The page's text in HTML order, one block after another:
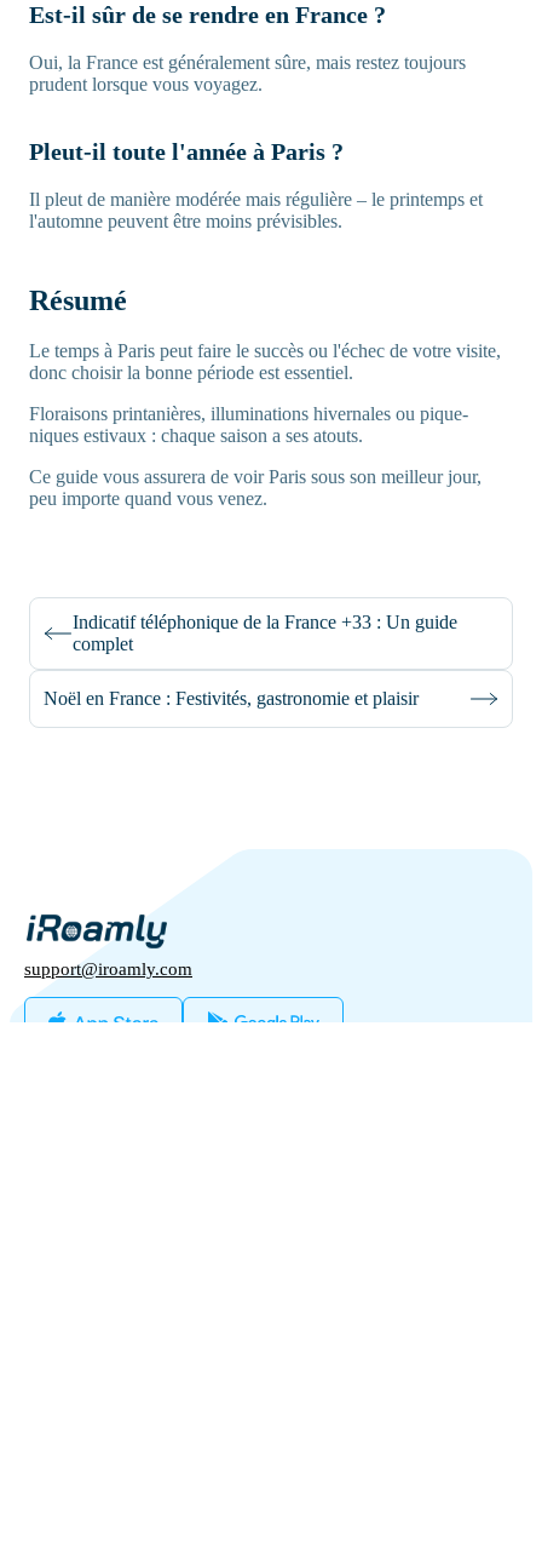
Est-il sûr de se rendre en France ?
Oui, la France est généralement sûre, mais restez toujours
prudent lorsque vous voyagez.
Pleut-il toute l'année à Paris ?
Il pleut de manière modérée mais régulière – le printemps et
l'automne peuvent être moins prévisibles.
Résumé
Le temps à Paris peut faire le succès ou l'échec de votre visite,
donc choisir la bonne période est essentiel.
Floraisons printanières, illuminations hivernales ou pique-
niques estivaux : chaque saison a ses atouts.
Ce guide vous assurera de voir Paris sous son meilleur jour,
peu importe quand vous venez.
Indicatif téléphonique de la France +33 : Un guide
complet
Noël en France : Festivités, gastronomie et plaisir
support@iroamly.com